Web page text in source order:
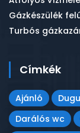
Gázkészülék
Turbós
Címkék
Ajánló
Darálós wc